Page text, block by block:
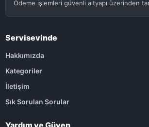
Ödeme işlemleri güvenli altyapı üzerinden
Servisevinde
Hakkımızda
Kategoriler
İletişim
Sık Sorulan Sorular